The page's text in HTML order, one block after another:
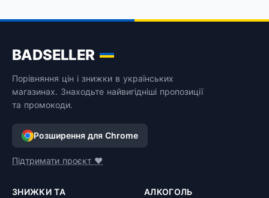
BADSELLER
Порівняння цін і знижки в українських
магазинах. Знаходьте найвигідніші пропозиції
та промокоди.
Розширення для Chrome
Підтримати проєкт ❤️
ЗНИЖКИ ТА
АЛКОГОЛЬ